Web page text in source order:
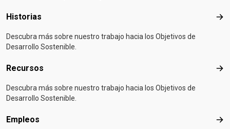
Historias
Descubra más sobre nuestro trabajo hacia los Objetivos de
Desarrollo Sostenible.
Recursos
Descubra más sobre nuestro trabajo hacia los Objetivos de
Desarrollo Sostenible.
Empleos